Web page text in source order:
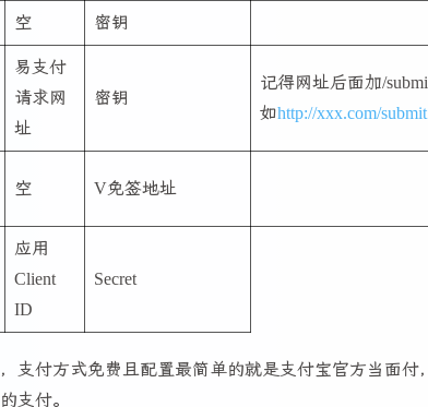
空 密钥
易支付
请求网
址
密钥
记得网址后面加/
如http://xxx.com/
空 V免签地址
应用
Client
ID
Secret
支付方式免费且配置最简单的就是支付宝官方当面
支付。